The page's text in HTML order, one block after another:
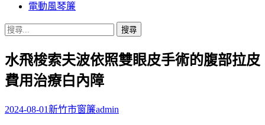
電動風琴簾
搜
關
鍵
字:
水飛梭索夫波依照雙眼皮手術的腹部拉皮
費用治療白內障
2024-08-01新竹市窗簾admin